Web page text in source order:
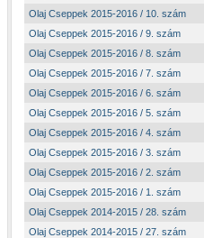
Olaj Cseppek 2015-2016 / 10. szám
Olaj Cseppek 2015-2016 / 9. szám
Olaj Cseppek 2015-2016 / 8. szám
Olaj Cseppek 2015-2016 / 7. szám
Olaj Cseppek 2015-2016 / 6. szám
Olaj Cseppek 2015-2016 / 5. szám
Olaj Cseppek 2015-2016 / 4. szám
Olaj Cseppek 2015-2016 / 3. szám
Olaj Cseppek 2015-2016 / 2. szám
Olaj Cseppek 2015-2016 / 1. szám
Olaj Cseppek 2014-2015 / 28. szám
Olaj Cseppek 2014-2015 / 27. szám